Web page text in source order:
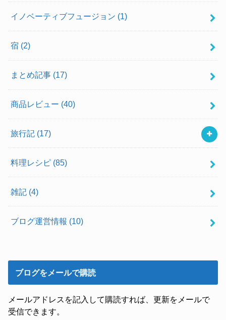
イノベーティブフュージョン (1)
宿 (2)
まとめ記事 (17)
商品レビュー (40)
旅行記 (17)
料理レシピ (85)
雑記 (4)
ブログ運営情報 (10)
ブログをメールで購読
メールアドレスを記入して購読すれば、更新をメールで
受信できます。